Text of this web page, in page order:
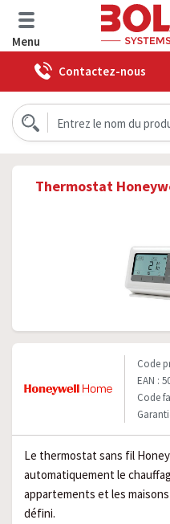
Menu
Contactez-nous
Thermostat
Code
EAN :
Code
Le thermostat sans fil
automatiquement le
appartements et les
défini.